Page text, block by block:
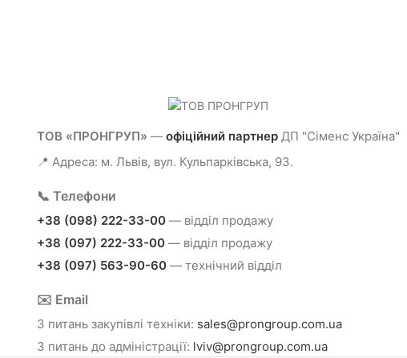
ТОВ «ПРОНГРУП» — офіційний партнерДП "Сіменс Україна"
📍 Адреса: м. Львів, вул. Кульпарківська, 93.
📞 Телефони
+38 (098) 222-33-00— відділ продажу
+38 (097) 222-33-00— відділ продажу
+38 (097) 563-90-60— технічний відділ
✉️ Email
З питань закупівлі техніки: sales@prongroup.com.ua
З питань до адміністрації: lviv@prongroup.com.ua